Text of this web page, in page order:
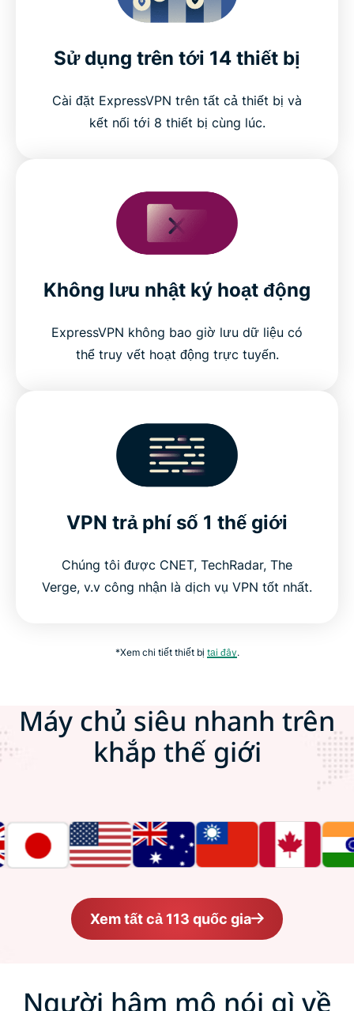
Sử dụng trên tới 14 thiết bị
Cài đặt ExpressVPN trên tất cả thiết bị và
kết nối tới 8 thiết bị cùng lúc.
Không lưu nhật ký hoạt động
ExpressVPN không bao giờ lưu dữ liệu có
thể truy vết hoạt động trực tuyến.
VPN trả phí số 1 thế giới
Chúng tôi được CNET, TechRadar, The
Verge, v.v công nhận là dịch vụ VPN tốt nhất.
*Xem chi tiết thiết bị tại đây.
Máy chủ siêu nhanh trên
khắp thế giới
Xem tất cả 113 quốc gia
Người hâm mộ nói gì về